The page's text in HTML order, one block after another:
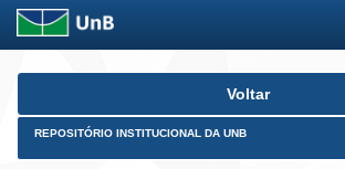
Skip
Voltar
REPOSITÓRIO INSTITUCIONAL DA UNB